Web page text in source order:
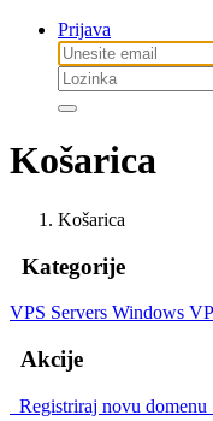
Prijava
Košarica
Košarica
Kategorije
VPS Servers Windows
Akcije
Registriraj novu domenu